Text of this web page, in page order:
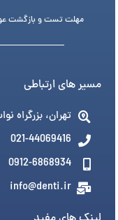
مهلت تست و بازگشت
مسیر های ارتباطی
تهران، بزرگراه
021-44069416
0912-6868934
info@denti.ir